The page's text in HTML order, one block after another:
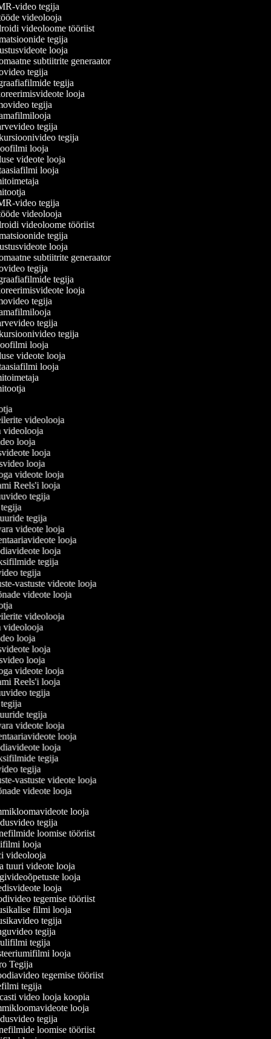
video tegija
videolooja
videoloome tööriist
tegija
looja
subtiitrite generaator
tegija
tegija
looja
tegija
tegija
tegija
looja
videote looja
looja
video tegija
videolooja
videoloome tööriist
tegija
looja
subtiitrite generaator
tegija
tegija
looja
tegija
tegija
tegija
looja
videote looja
looja
videolooja
videolooja
looja
looja
looja
videote looja
Reels'i looja
tegija
tegija
tegija
videote looja
looja
looja
tegija
tegija
vastuste videote looja
videote looja
videolooja
videolooja
looja
looja
looja
videote looja
Reels'i looja
tegija
tegija
tegija
videote looja
looja
looja
tegija
tegija
vastuste videote looja
videote looja
looja
tegija
loomise tööriist
looja
videolooja
tuuri videote looja
looja
looja
tegemise tööriist
filmi looja
tegija
tegija
tegija
looja
Tegija
tegemise tööriist
tegija
video looja koopia
looja
tegija
loomise tööriist